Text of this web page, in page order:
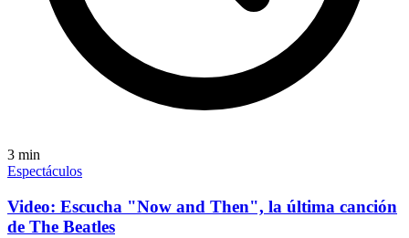
3 min
Espectáculos
Video: Escucha "Now and Then", la última canción
de The Beatles